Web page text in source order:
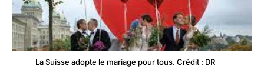
La Suisse adopte le mariage pour tous. Crédit : DR